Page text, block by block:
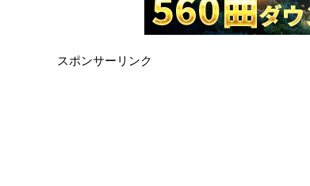
スポンサーリンク